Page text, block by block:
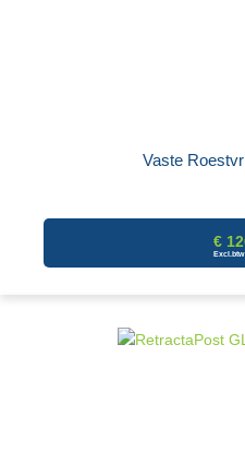
Vaste
€